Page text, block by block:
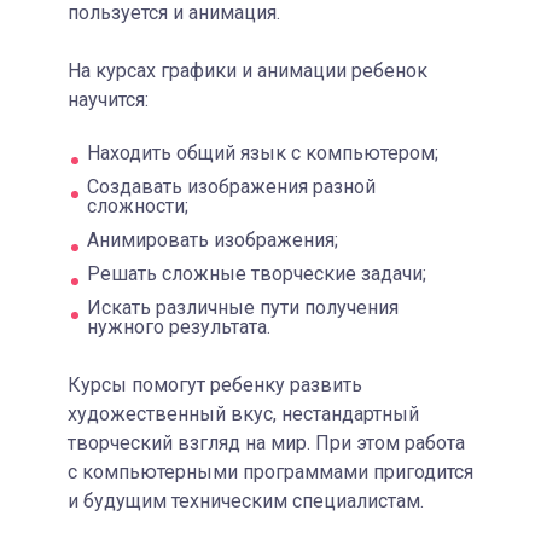
пользуется и анимация.
На курсах графики и анимации ребенок
научится:
Находить общий язык с компьютером;
Создавать изображения разной
сложности;
Анимировать изображения;
Решать сложные творческие задачи;
Искать различные пути получения
нужного результата.
Курсы помогут ребенку развить
художественный вкус, нестандартный
творческий взгляд на мир. При этом работа
с компьютерными программами пригодится
и будущим техническим специалистам.